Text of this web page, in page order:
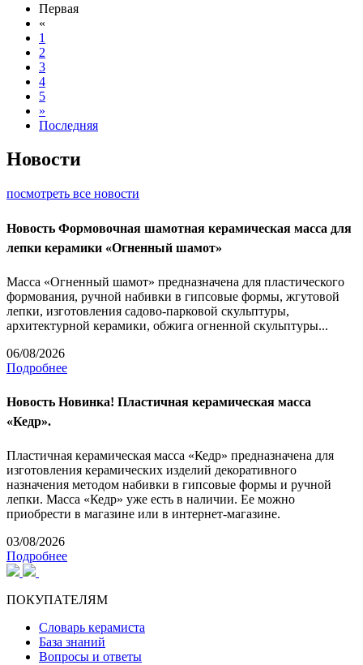
Первая
«
1
2
3
4
5
»
Последняя
Новости
посмотреть все новости
Новость Формовочная шамотная керамическая масса для
лепки керамики «Огненный шамот»
Масса «Огненный шамот» предназначена для пластического
формования, ручной набивки в гипсовые формы, жгутовой
лепки, изготовления садово-парковой скульптуры,
архитектурной керамики, обжига огненной скульптуры...
06/08/2026
Подробнее
Новость Новинка! Пластичная керамическая масса
«Кедр».
Пластичная керамическая масса «Кедр» предназначена для
изготовления керамических изделий декоративного
назначения методом набивки в гипсовые формы и ручной
лепки. Масса «Кедр» уже есть в наличии. Ее можно
приобрести в магазине или в интернет-магазине.
03/08/2026
Подробнее
ПОКУПАТЕЛЯМ
Словарь керамиста
База знаний
Вопросы и ответы